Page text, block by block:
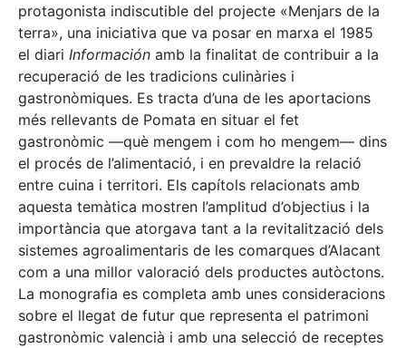
protagonista indiscutible del projecte «Menjars de la
terra», una iniciativa que va posar en marxa el 1985
el diari Información amb la finalitat de contribuir a la
recuperació de les tradicions culinàries i
gastronòmiques. Es tracta d’una de les aportacions
més rellevants de Pomata en situar el fet
gastronòmic —què mengem i com ho mengem— dins
el procés de l’alimentació, i en prevaldre la relació
entre cuina i territori. Els capítols relacionats amb
aquesta temàtica mostren l’amplitud d’objectius i la
importància que atorgava tant a la revitalització dels
sistemes agroalimentaris de les comarques d’Alacant
com a una millor valoració dels productes autòctons.
La monografia es completa amb unes consideracions
sobre el llegat de futur que representa el patrimoni
gastronòmic valencià i amb una selecció de receptes